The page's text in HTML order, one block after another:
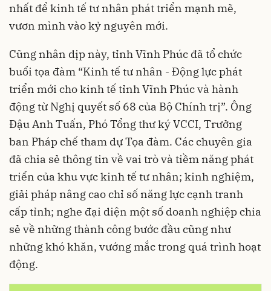
nhất để kinh tế tư nhân phát triển mạnh mẽ,
vươn mình vào kỷ nguyên mới.
Cũng nhân dịp này, tỉnh Vĩnh Phúc đã tổ chức
buổi tọa đàm “Kinh tế tư nhân - Động lực phát
triển mới cho kinh tế tỉnh Vĩnh Phúc và hành
động từ Nghị quyết số 68 của Bộ Chính trị”. Ông
Đậu Anh Tuấn, Phó Tổng thư ký VCCI, Trưởng
ban Pháp chế tham dự Tọa đàm. Các chuyên gia
đã chia sẻ thông tin về vai trò và tiềm năng phát
triển của khu vực kinh tế tư nhân; kinh nghiệm,
giải pháp nâng cao chỉ số năng lực cạnh tranh
cấp tỉnh; nghe đại diện một số doanh nghiệp chia
sẻ về những thành công bước đầu cũng như
những khó khăn, vướng mắc trong quá trình hoạt
động.